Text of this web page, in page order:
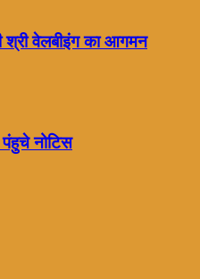
श्री वेलबीइंग का आगमन
नोटिस